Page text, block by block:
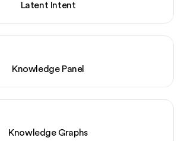
Latent Intent
Knowledge Panel
Knowledge Graphs